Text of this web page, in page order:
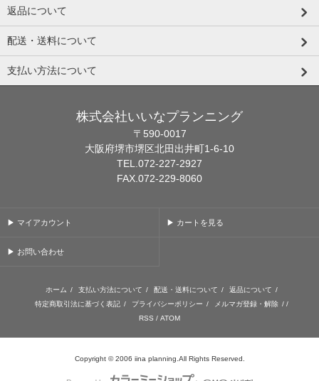
返品について
配送・送料について
支払い方法について
株式会社いいなプランニング
〒590-0017
大阪府堺市堺区北田出井町1-6-10
TEL.072-227-2927
FAX.072-229-8060
▶ マイアカウント ▶ カートを見る
▶ お問い合わせ
ホーム / 支払い方法について / 配送・送料について / 返品について /
特定商取引法に基づく表記 / プライバシーポリシー / メルマガ登録・解除 / /
RSS / ATOM
Copyright © 2006 iina planning.All Rights Reserved.